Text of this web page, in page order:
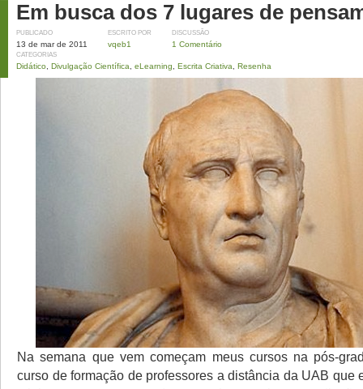
Em busca dos 7 lugares de
PUBLICADO
13 de mar de 2011
ESCRITO POR
vqeb1
DISCUSSÃO
1 Comentário
CATEGORIAS
Didático Divulgação Científica eLearning Escrita Criativa Resenha
Na semana que vem começam meus cursos na pós-
curso de formação de professores a distância da UAB que